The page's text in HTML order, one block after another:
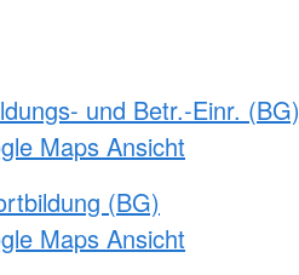
und Betr.-Einr. (BG)
Maps Ansicht
(BG)
Maps Ansicht